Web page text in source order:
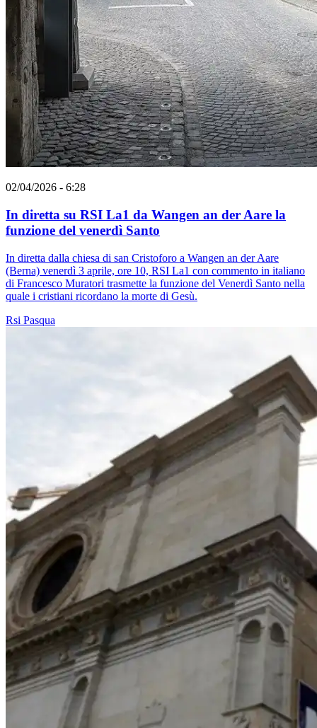
02/04/2026 - 6:28
In diretta su RSI La1 da Wangen an der Aare la
funzione del venerdì Santo
In diretta dalla chiesa di san Cristoforo a Wangen an der Aare
(Berna) venerdì 3 aprile, ore 10, RSI La1 con commento in italiano
di Francesco Muratori trasmette la funzione del Venerdì Santo nella
quale i cristiani ricordano la morte di Gesù.
Rsi Pasqua